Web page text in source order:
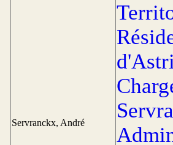
Servranckx, André